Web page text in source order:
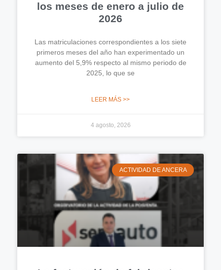
los meses de enero a julio de
2026
Las matriculaciones correspondientes a los siete
primeros meses del año han experimentado un
aumento del 5,9% respecto al mismo periodo de
2025, lo que se
LEER MÁS >>
4 agosto, 2026
ACTIVIDAD DE ANCERA